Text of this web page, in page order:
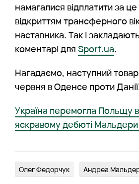
намагалися відплатити за
відкриттям трансферного
наставника. Так і
коментарі дляSport.ua.
Нагадаємо, наступний
червня в Оденсе проти
Україна перемогла Польщу
яскравому дебюті
Олег Федорчук Андреа